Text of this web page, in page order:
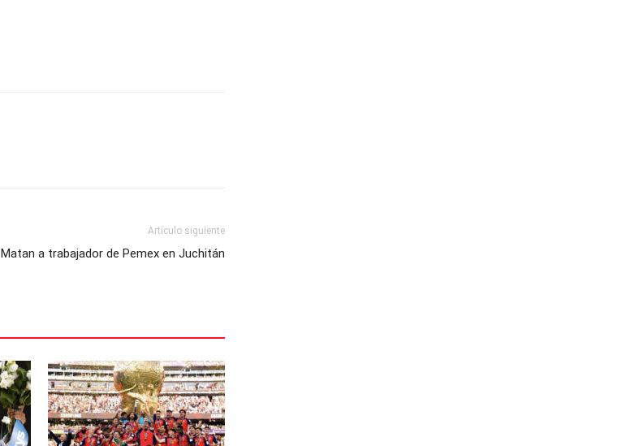
Artículo siguiente
Matan a trabajador de Pemex en Juchitán